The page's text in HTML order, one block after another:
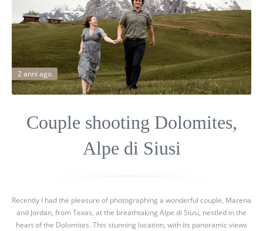
2 anni ago
Couple shooting Dolomites,
Alpe di Siusi
Recently I had the pleasure of photographing a wonderful couple, Marena
and Jordan, from Texas, at the breathtaking Alpe di Siusi, nestled in the
heart of the Dolomites. This stunning location, with its panoramic views